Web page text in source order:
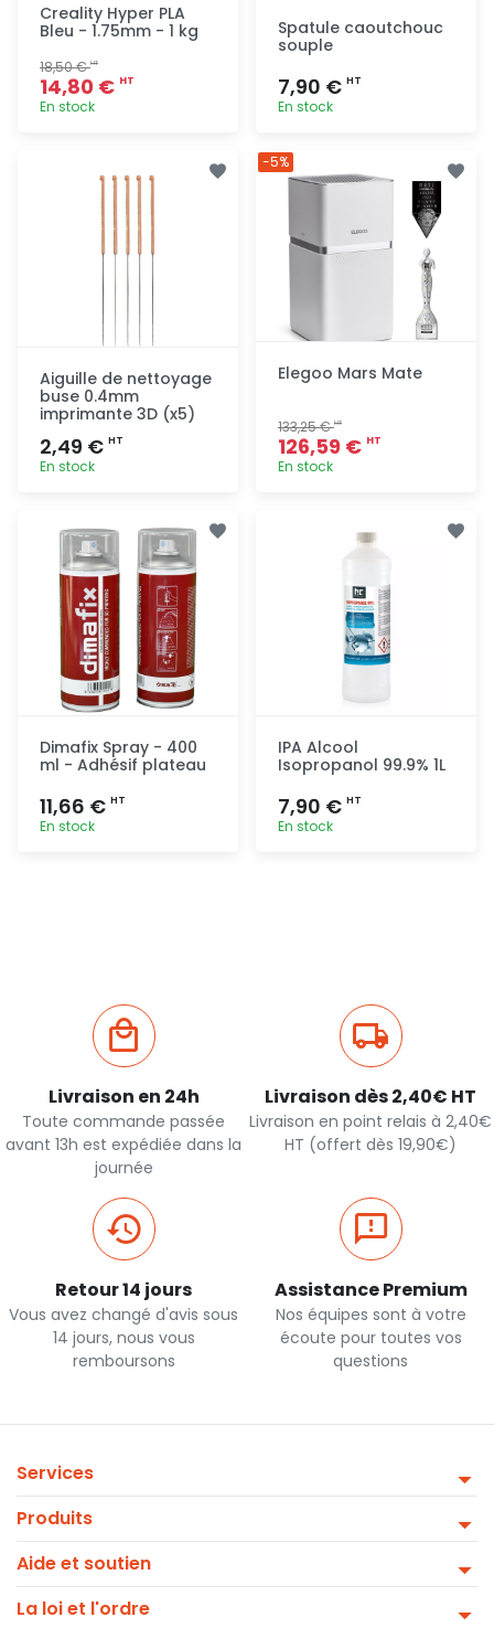
Creality Hyper PLA
Bleu - 1.75mm - 1 kg
18,50 €HT
14,80 € HT
En stock
rapide
Spatule caoutchouc
souple
7,90 € HT
En stock
rapide
Aiguille de nettoyage
buse 0.4mm
imprimante 3D (x5)
2,49 € HT
En stock
rapide
Elegoo Mars Mate
133,25 €HT
126,59 € HT
En stock
rapide
-5%
Dimafix Spray - 400
ml - Adhésif plateau
11,66 € HT
En stock
IPA Alcool
Isopropanol 99.9% 1L
7,90 € HT
En stock
Livraison en 24h
Toute commande passée
avant 13h est expédiée dans la
journée
Livraison dès 2,40€ HT
Livraison en point relais à 2,40€
HT (offert dès 19,90€)
Retour 14 jours
Vous avez changé d'avis sous
14 jours, nous vous
remboursons
Assistance Premium
Nos équipes sont à votre
écoute pour toutes vos
questions
Services
Produits
Aide et soutien
La loi et l'ordre